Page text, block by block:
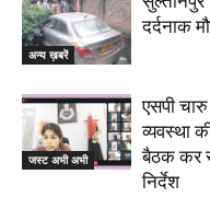
अन्य ख़बरें
दर्दनाक
जस्ट अभी अभी
एसपी चारु
व्यवस्था
बैठक कर
निर्देश